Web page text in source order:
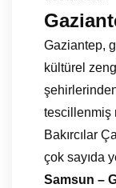
Gaziantep,
kültürel
tescillenmiş
Bakırcılar
çok sayıda
Samsun –